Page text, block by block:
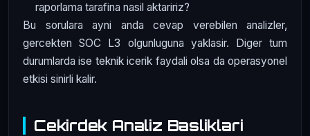
raporlama tarafina nasil aktaririz?
Bu sorulara ayni anda cevap verebilen analizler,
gercekten SOC L3 olgunluguna yaklasir. Diger tum
durumlarda ise teknik icerik faydali olsa da operasyonel
etkisi sinirli kalir.
Cekirdek Analiz Basliklari